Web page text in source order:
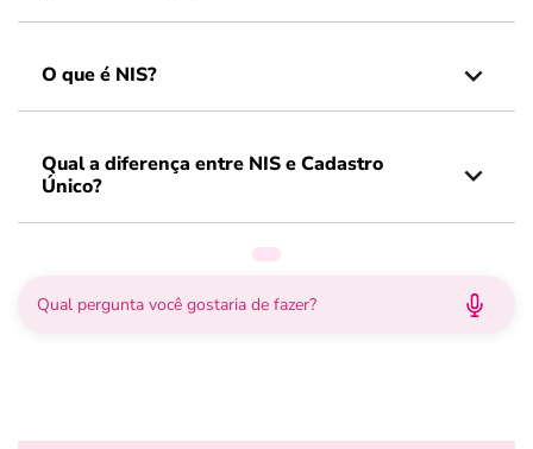
O que é NIS?
Qual a diferença entre NIS e Cadastro
Único?